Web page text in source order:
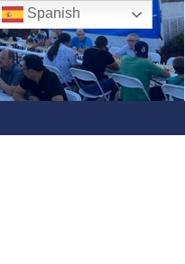
Spanish